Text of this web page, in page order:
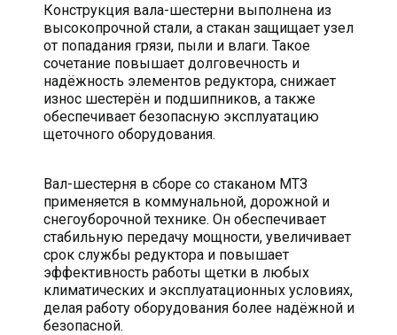
Конструкция вала-шестерни выполнена из
высокопрочной стали, а стакан защищает узел
от попадания грязи, пыли и влаги. Такое
сочетание повышает долговечность и
надёжность элементов редуктора, снижает
износ шестерён и подшипников, а также
обеспечивает безопасную эксплуатацию
щеточного оборудования.
Вал-шестерня в сборе со стаканом МТЗ
применяется в коммунальной, дорожной и
снегоуборочной технике. Он обеспечивает
стабильную передачу мощности, увеличивает
срок службы редуктора и повышает
эффективность работы щетки в любых
климатических и эксплуатационных условиях,
делая работу оборудования более надёжной и
безопасной.